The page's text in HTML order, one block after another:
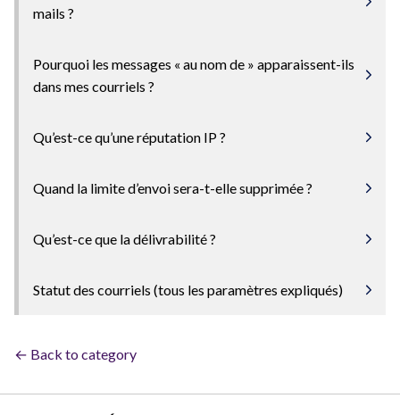
mails ?
Pourquoi les messages « au nom de » apparaissent-ils
dans mes courriels ?
Qu’est-ce qu’une réputation IP ?
Quand la limite d’envoi sera-t-elle supprimée ?
Qu’est-ce que la délivrabilité ?
Statut des courriels (tous les paramètres expliqués)
← Back to category